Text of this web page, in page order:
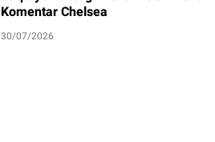
Komentar Chelsea
30/07/2026